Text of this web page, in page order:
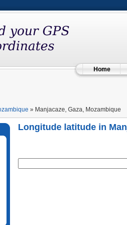
Home
» Manjacaze, Gaza, Mozambique
Longitude latitude in